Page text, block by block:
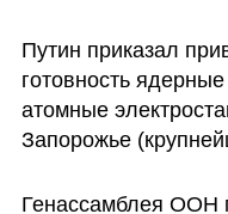
Путин приказал
готовность
атомные
Запорожье
Генассамблея ООН